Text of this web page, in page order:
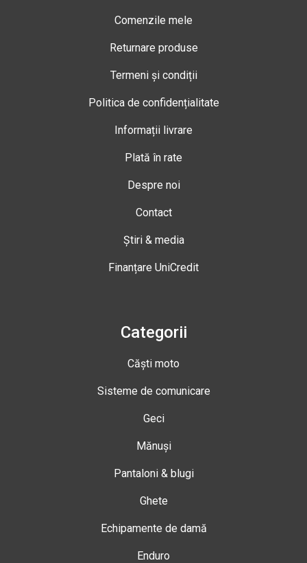
Comenzile mele
Returnare produse
Termeni și condiții
Politica de confidențialitate
Informații livrare
Plată în rate
Despre noi
Contact
Știri & media
Finanțare UniCredit
Categorii
Căști moto
Sisteme de comunicare
Geci
Mănuși
Pantaloni & blugi
Ghete
Echipamente de damă
Enduro